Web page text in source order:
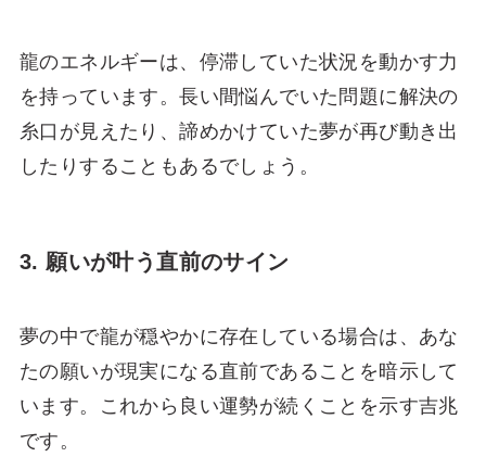
龍のエネルギーは、停滞していた状況を動かす力
を持っています。長い間悩んでいた問題に解決の
糸口が見えたり、諦めかけていた夢が再び動き出
したりすることもあるでしょう。
3. 願いが叶う直前のサイン
夢の中で龍が穏やかに存在している場合は、あな
たの願いが現実になる直前であることを暗示して
います。これから良い運勢が続くことを示す吉兆
です。